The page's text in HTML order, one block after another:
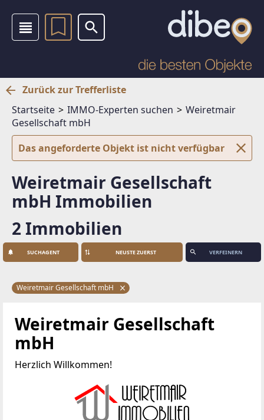
Zurück zur Trefferliste
Startseite
IMMO-Experten suchen
Weiretmair
Gesellschaft mbH
Das angeforderte Objekt ist nicht verfügbar
Weiretmair Gesellschaft
mbH Immobilien
2 Immobilien
SUCHAGENT VERFEINERN
Weiretmair Gesellschaft mbH
Weiretmair Gesellschaft
mbH
Herzlich Willkommen!